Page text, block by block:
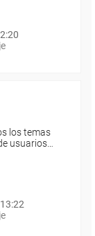
los temas
usuarios…